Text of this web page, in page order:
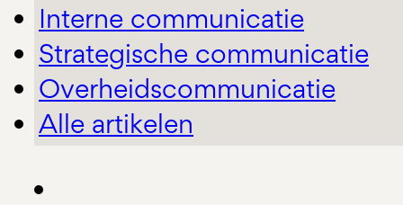
Interne communicatie
Strategische communicatie
Overheidscommunicatie
Alle artikelen